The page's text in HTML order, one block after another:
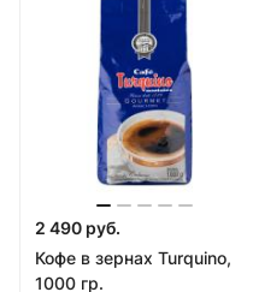
2 490 руб.
Кофе в зернах Turquino,
1000 гр.